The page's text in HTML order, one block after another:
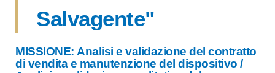
Salvagente"
MISSIONE: Analisi e validazione del contratto
di vendita e manutenzione del dispositivo /